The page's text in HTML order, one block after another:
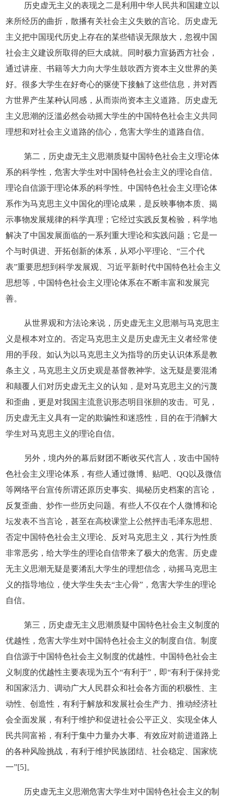
历史虚无主义的表现之二是利用中华人民共和国建立以
来所经历的曲折，散播有关社会主义失败的言论。历史虚无
主义把中国现代历史上存在的某些错误无限放大，忽视中国
社会主义建设所取得的巨大成就。同时极力宣扬西方社会，
通过讲座、书籍等大力向大学生鼓吹西方资本主义世界的美
好。很多大学生在好奇心的驱使下接触了这些信息，并对西
方世界产生某种认同感，从而崇尚资本主义道路。历史虚无
主义思潮的泛滥必然会动摇大学生的中国特色社会主义共同
理想和对社会主义道路的信心，危害大学生的道路自信。
第二，历史虚无主义思潮质疑中国特色社会主义理论体
系的科学性，危害大学生对中国特色社会主义的理论自信。
理论自信源于理论体系的科学性。中国特色社会主义理论体
系作为马克思主义中国化的理论成果，是反映事物本质、揭
示事物发展规律的科学真理；它经过实践反复检验，科学地
解决了中国发展面临的一系列重大理论和实践问题；它是一
个与时俱进、开拓创新的体系，从邓小平理论、“三个代
表”重要思想到科学发展观、习近平新时代中国特色社会主义
思想等，中国特色社会主义理论体系在不断丰富和发展完
善。
从世界观和方法论来说，历史虚无主义思潮与马克思主
义是根本对立的。否定马克思主义是历史虚无主义者经常使
用的手段。如认为以马克思主义为指导的历史认识体系是教
条主义，马克思主义历史观是基督教神学。这无疑是要混淆
和颠覆人们对历史虚无主义的认知，是对马克思主义的污蔑
和歪曲，更是对我国主流意识形态明目张胆的攻击。可见，
历史虚无主义具有一定的欺骗性和迷惑性，目的在于消解大
学生对马克思主义的理论自信。
另外，境内外的幕后财团不断收买代言人，攻击中国特
色社会主义理论体系，有些人通过微博、贴吧、QQ以及微信
等网络平台宣传所谓还原历史事实、揭秘历史档案的言论，
反复歪曲、炒作一些历史问题。有些人不仅在个人微博和论
坛发表不当言论，甚至在高校课堂上公然抨击毛泽东思想、
否定中国特色社会主义理论、反对马克思主义，其行为性质
非常恶劣，给大学生的理论自信带来了极大的危害。历史虚
无主义思潮无疑是要淆乱大学生的理想信念，动摇马克思主
义的指导地位，使大学生失去“主心骨”，危害大学生的理论
自信。
第三，历史虚无主义思潮质疑中国特色社会主义制度的
优越性，危害大学生对中国特色社会主义的制度自信。制度
自信源于中国特色社会主义制度的优越性。中国特色社会主
义制度的优越性主要表现为五个“有利于”，即“有利于保持党
和国家活力、调动广大人民群众和社会各方面的积极性、主
动性、创造性，有利于解放和发展社会生产力、推动经济社
会全面发展，有利于维护和促进社会公平正义、实现全体人
民共同富裕，有利于集中力量办大事、有效应对前进道路上
的各种风险挑战，有利于维护民族团结、社会稳定、国家统
一”[5]。
历史虚无主义思潮危害大学生对中国特色社会主义的制